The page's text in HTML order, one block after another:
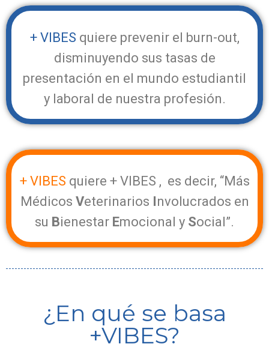
+ VIBES quiere prevenir el burn-out,
disminuyendo sus tasas de
presentación en el mundo estudiantil
y laboral de nuestra profesión.
+ VIBES quiere + VIBES , es decir, “Más
Médicos Veterinarios Involucrados en
su Bienestar Emocional y Social”.
¿En qué se basa
+VIBES?